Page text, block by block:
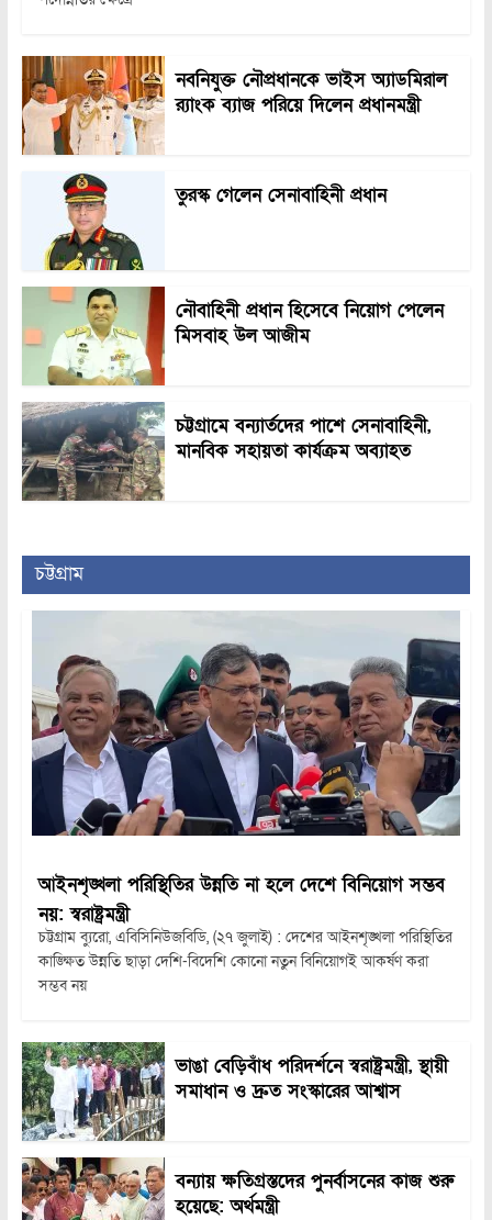
নবনিযুক্ত নৌপ্রধানকে ভাইস অ্যাডমিরাল
র‍্যাংক ব্যাজ পরিয়ে দিলেন প্রধানমন্ত্রী
তুরস্ক গেলেন সেনাবাহিনী প্রধান
নৌবাহিনী প্রধান হিসেবে নিয়োগ পেলেন
মিসবাহ উল আজীম
চট্টগ্রামে বন্যার্তদের পাশে সেনাবাহিনী,
মানবিক সহায়তা কার্যক্রম অব্যাহত
চট্টগ্রাম
আইনশৃঙ্খলা পরিস্থিতির উন্নতি না হলে দেশে বিনিয়োগ সম্ভব
নয়: স্বরাষ্ট্রমন্ত্রী
চট্টগ্রাম ব্যুরো, এবিসিনিউজবিডি, (২৭ জুলাই) : দেশের আইনশৃঙ্খলা পরিস্থিতির
কাঙ্ক্ষিত উন্নতি ছাড়া দেশি-বিদেশি কোনো নতুন বিনিয়োগই আকর্ষণ করা
সম্ভব নয়
ভাঙা বেড়িবাঁধ পরিদর্শনে স্বরাষ্ট্রমন্ত্রী, স্থায়ী
সমাধান ও দ্রুত সংস্কারের আশ্বাস
বন্যায় ক্ষতিগ্রস্তদের পুনর্বাসনের কাজ শুরু
হয়েছে: অর্থমন্ত্রী